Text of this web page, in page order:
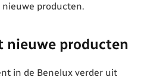
nieuwe producten.
nieuwe producten
in de Benelux verder uit